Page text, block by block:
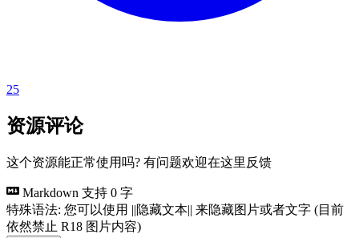
25
资源评论
这个资源能正常使用吗? 有问题欢迎在这里反馈
Markdown 支持 0 字
特殊语法: 您可以使用 ||隐藏文本|| 来隐藏图片或者文字 (目前
依然禁止 R18 图片内容)